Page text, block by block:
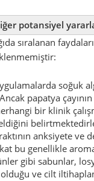
potansiyel
sıralanan
soğuk
papatya çayının
bir klinik
anksiyete
bu genellikle
gibi sabunlar,
ve cilt